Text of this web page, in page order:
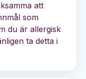
att
som
du är allergisk
ta detta i